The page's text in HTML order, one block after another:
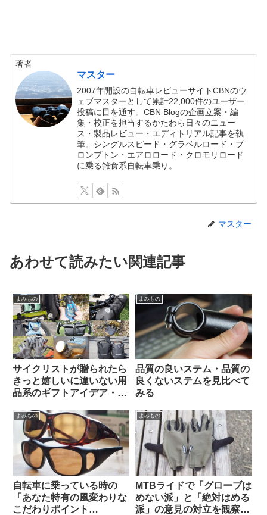
著者
マスター
2007年開設の自転車レビューサイトCBNのウ
ェブマスターとして累計22,000件のユーザー
投稿に目を通す。CBN Blogの企画立案・編
集・校正を担当するかたわら日々のニュー
ス・製品レビュー・エディトリアル記事を執
筆。シングルスピード・グラベルロード・ブ
ロンプトン・エアロロード・クロモリロード
に乗る雑食系自転車乗り。
マスター
あわせて読みたい関連記事
よみもの
サイクリストが贈られたら
きっと嬉しいに違いない用
品系のギフトアイデア・お
のあるものから】
よみもの
品質の良いステム・品質の
良くないステムを見比べて
みる
よみもの
自転車に乗っている時の
「あなた特有の風変わりな
こだわりポイント
よみもの
MTBライドで「グローブは
めない派」と「絶対はめる
派」の意見の対立を観察す